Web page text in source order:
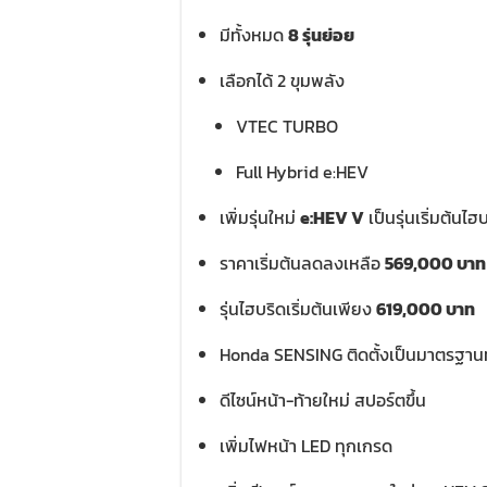
มีทั้งหมด8 รุ่นย่อย
เลือกได้ 2 ขุมพลัง
VTEC TURBO
Full Hybrid e:HEV
เพิ่มรุ่นใหม่ e:HEV V เป็นรุ่นเริ่มต้นไฮ
ราคาเริ่มต้นลดลงเหลือ569,000 บาท
รุ่นไฮบริดเริ่มต้นเพียง619,000 บาท
Honda SENSING ติดตั้งเป็นมาตรฐา
ดีไซน์หน้า-ท้ายใหม่ สปอร์ตขึ้น
เพิ่มไฟหน้า LED ทุกเกรด